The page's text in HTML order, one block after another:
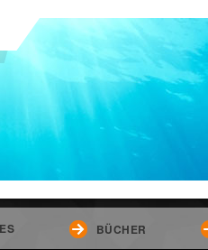
BÜCHER